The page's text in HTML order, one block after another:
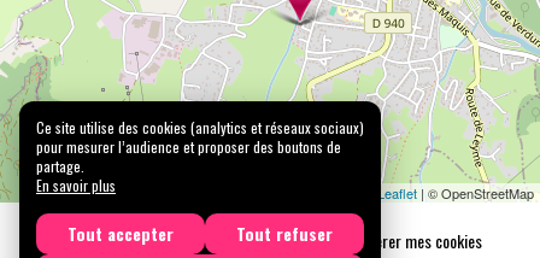
Leaflet| © OpenStreetMap
Mentions légales Confidentialité
Gérer mes cookies
Ce site utilise des cookies (analytics et réseaux sociaux)
pour mesurer l’audience et proposer des boutons de
partage.
En savoir plus
Tout accepter Tout refuser